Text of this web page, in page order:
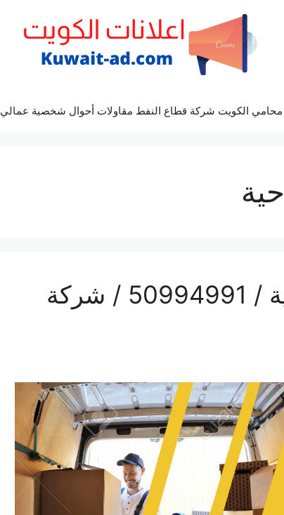
محامي الكويت شركة قطاع النفط مقاولات أحوال شخصية عمالي
تلفون نقل عفش الصباحية / 50994991 / شركة